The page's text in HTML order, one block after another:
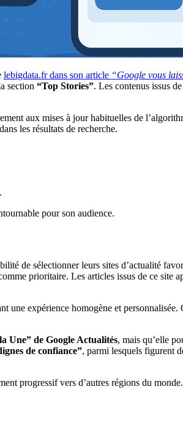
lebigdata.fr dans son article “Google vous
section “Top Stories”. Les contenus issus
aux mises à jour habituelles de
les résultats de recherche.
pour son audience.
de sélectionner leurs sites d’actualité
prioritaire. Les articles issus de ce site
une expérience homogène et
Une” de Google Actualités, mais qu’elle
de confiance”, parmi lesquels figurent
progressif vers d’autres régions du